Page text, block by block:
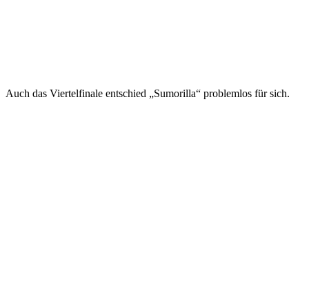
Auch das Viertelfinale entschied „Sumorilla“ problemlos für sich.